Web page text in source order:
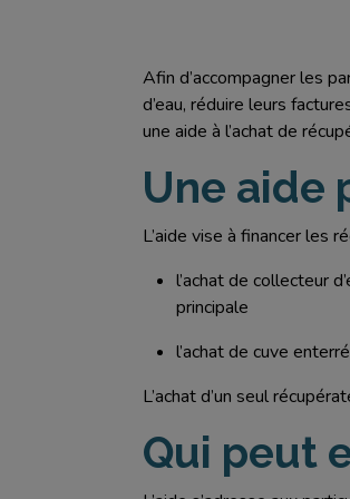
ETABLISSEMENT
PARTICULIER
APPUI AUX
ROUTES ET MOBILITÉ
FLEUVE, CANAL, VALLÉE
ENVIRONNEMENT
SPORTS ET LOISIRS
SÉCURITÉ CIVILE ET
CULTURE ET PATRIMOINE
Afin d’accompagner les
d’eau, réduire leurs
une aide à l’achat de
Une aide
L’aide vise à financer les
l’achat de collecteur
principale
l’achat de cuve
L’achat d’un seul
Qui peut